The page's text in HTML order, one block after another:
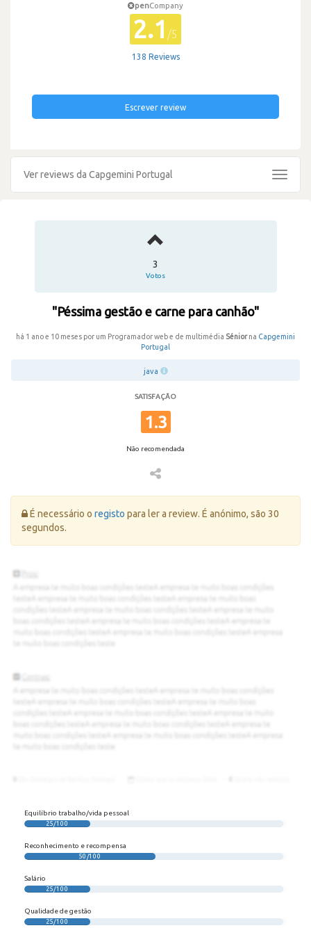
penCompany
2.1 /5
138 Reviews
Escrever review
Ver reviews da Capgemini Portugal
Toggle
3
Votos
"Péssima gestão e carne para canhão"
há 1 ano e 10 meses por um Programador web e de multimédia Séniorna Capgemini
Portugal
java
SATISFAÇÃO
1.3
Não recomendada
Erro:
É necessário o registo para ler a review. É anónimo, são 30
segundos.
Equilíbrio trabalho/vida pessoal
25/100
Reconhecimento e recompensa
50/100
Salário
25/100
Qualidade de gestão
25/100